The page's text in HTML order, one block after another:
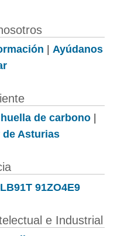
| Ayúdanos
de carbono|
de Asturias
91ZO4E9
e Industrial